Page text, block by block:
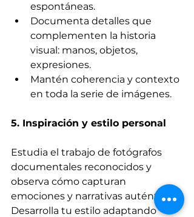
espontáneas.
Documenta detalles que
complementen la historia
visual: manos, objetos,
expresiones.
Mantén coherencia y contexto
en toda la serie de imágenes.
5. Inspiración y estilo personal
Estudia el trabajo de fotógrafos
documentales reconocidos y
observa cómo capturan
emociones y narrativas auténticas.
Desarrolla tu estilo adaptando